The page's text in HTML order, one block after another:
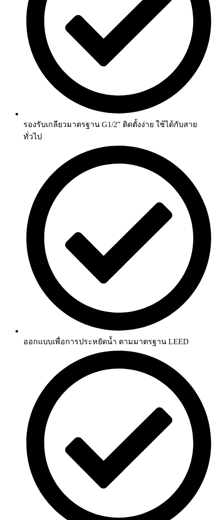
รองรับเกลียวมาตรฐาน G1/2" ติดตั้งง่าย ใช้ได้กับสาย
ทั่วไป
ออกแบบเพื่อการประหยัดน้ำ ตามมาตรฐาน LEED